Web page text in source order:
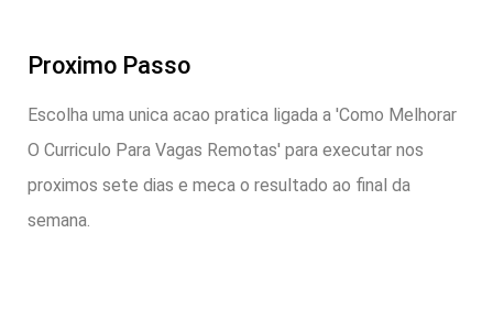
Proximo Passo
Escolha uma unica acao pratica ligada a 'Como Melhorar
O Curriculo Para Vagas Remotas' para executar nos
proximos sete dias e meca o resultado ao final da
semana.